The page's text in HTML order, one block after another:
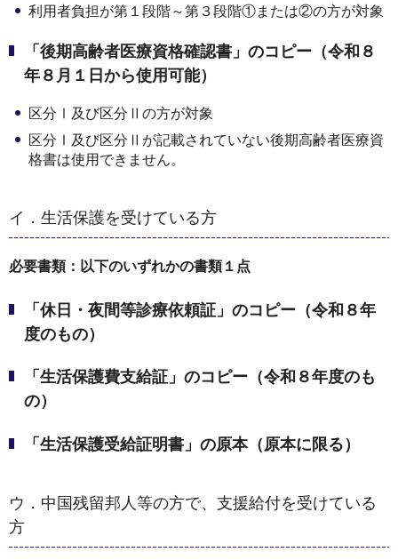
利用者負担が第１段階～第３段階①または②の方が対象
「後期高齢者医療資格確認書」のコピー（令和８
年８月１日から使用可能）
区分Ⅰ及び区分Ⅱの方が対象
区分Ⅰ及び区分Ⅱが記載されていない後期高齢者医療資
格書は使用できません。
イ．生活保護を受けている方
必要書類：以下のいずれかの書類１点
「休日・夜間等診療依頼証」のコピー（令和８年
度のもの）
「生活保護費支給証」のコピー（令和８年度のも
の）
「生活保護受給証明書」の原本（原本に限る）
ウ．中国残留邦人等の方で、支援給付を受けている
方